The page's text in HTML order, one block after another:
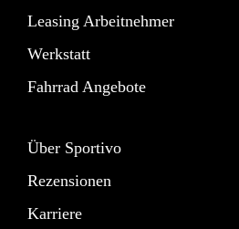
Leasing Arbeitnehmer
Werkstatt
Fahrrad Angebote
Über Sportivo
Rezensionen
Karriere